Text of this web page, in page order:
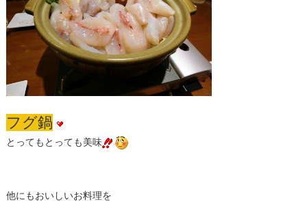
フグ鍋
とってもとっても美味
他にもおいしいお料理を